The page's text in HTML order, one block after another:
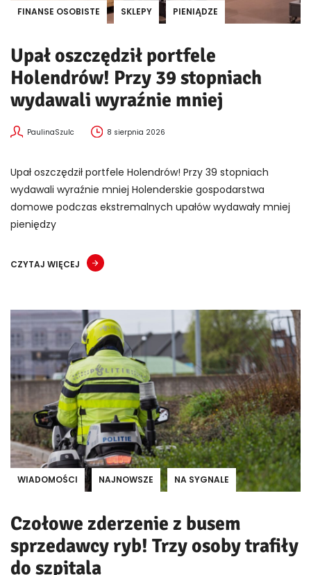
FINANSE OSOBISTE SKLEPY PIENIĄDZE
Upał oszczędził portfele
Holendrów! Przy 39 stopniach
wydawali wyraźnie mniej
PaulinaSzulc 8 sierpnia 2026
Upał oszczędził portfele Holendrów! Przy 39 stopniach
wydawali wyraźnie mniej Holenderskie gospodarstwa
domowe podczas ekstremalnych upałów wydawały mniej
pieniędzy
CZYTAJ WIĘCEJ
WIADOMOŚCI NAJNOWSZE NA SYGNALE
Czołowe zderzenie z busem
sprzedawcy ryb! Trzy osoby trafiły
do szpitala